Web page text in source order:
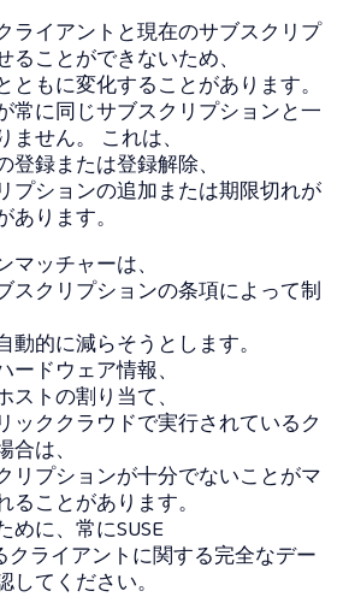
ライアントと現在のサブスクリプ
ることができないため、
ともに変化することがあります。
常に同じサブスクリプションと一
せん。 これは、
登録または登録解除、
プションの追加または期限切れが
あります。
ッチャーは、
スクリプションの条項によって制
動的に減らそうとします。
ドウェア情報、
トの割り当て、
ッククラウドで実行されているク
は、
リプションが十分でないことがマ
ることがあります。
めに、常にSUSE
クライアントに関する完全なデー
してください。